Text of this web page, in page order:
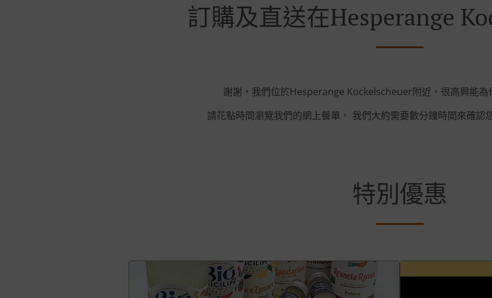
訂購及直送在Hesperange
謝謝，我們位於Hesperange Kockelscheuer附近，很高興能為
請花點時間瀏覽我們的網上餐單， 我們大約需要數分鐘時間來確認
特別優惠